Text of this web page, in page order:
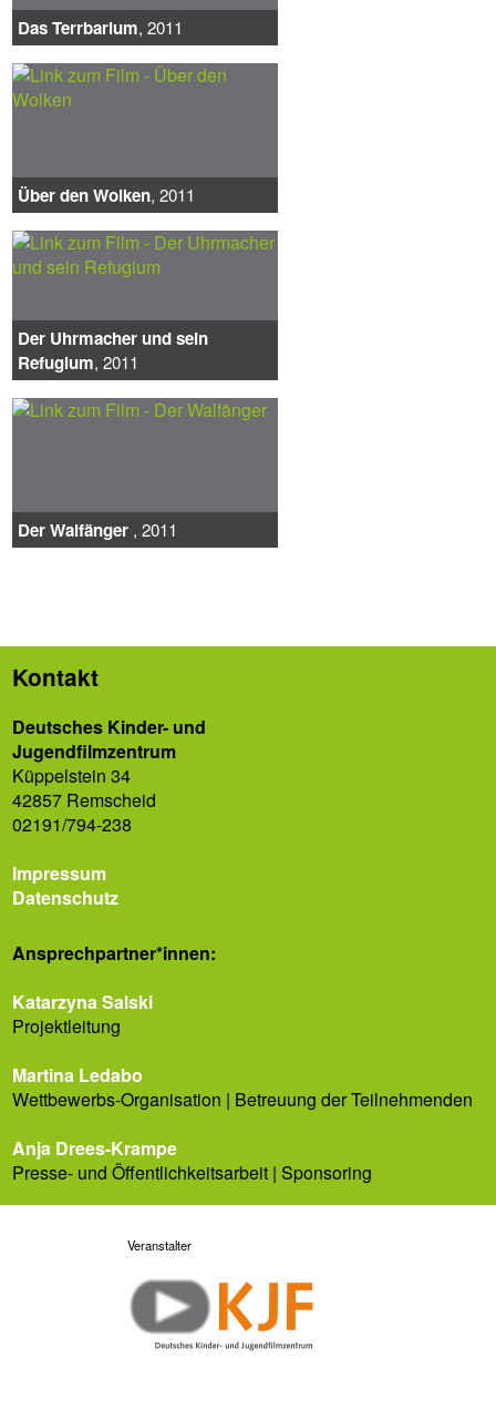
Das Terrbarium, 2011
Über den Wolken, 2011
Der Uhrmacher und sein
Refugium, 2011
Der Walfänger , 2011
Kontakt
Deutsches Kinder- und
Jugendfilmzentrum
Küppelstein 34
42857 Remscheid
02191/794-238
Impressum
Datenschutz
Ansprech­partner*innen:
Katarzyna Salski
Projektleitung
Martina Ledabo
Wettbewerbs-Organisation | Betreuung der Teilnehmenden
Anja Drees-Krampe
Presse- und Öffentlichkeitsarbeit | Sponsoring
Veranstalter